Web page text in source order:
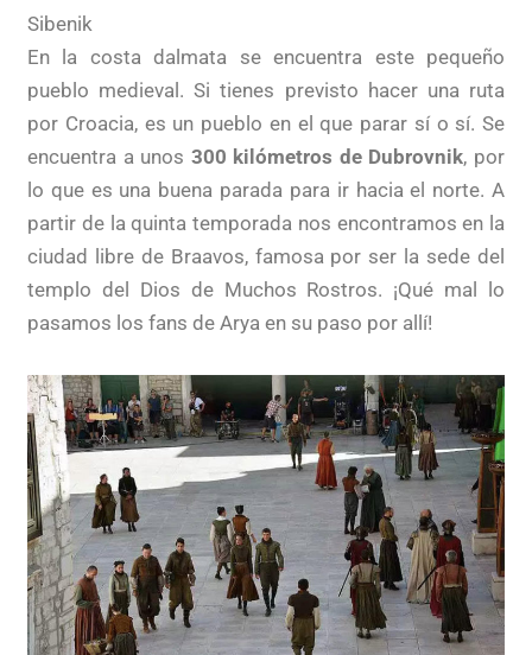
Sibenik
En la costa dalmata se encuentra este pequeño
pueblo medieval. Si tienes previsto hacer una ruta
por Croacia, es un pueblo en el que parar sí o sí. Se
encuentra a unos 300 kilómetros de Dubrovnik, por
lo que es una buena parada para ir hacia el norte. A
partir de la quinta temporada nos encontramos en la
ciudad libre de Braavos, famosa por ser la sede del
templo del Dios de Muchos Rostros. ¡Qué mal lo
pasamos los fans de Arya en su paso por allí!